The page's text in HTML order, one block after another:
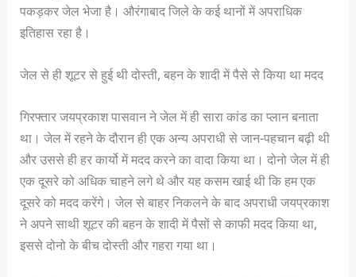
पकड़कर जेल भेजा है। औरंगाबाद जिले के कई थानों में अपराधिक
इतिहास रहा है।
जेल से ही शूटर से हुई थी दोस्ती, बहन के शादी में पैसे से किया था मदद
गिरफ्तार जयप्रकाश पासवान ने जेल में ही सारा कांड का प्लान बनाता
था। जेल में रहने के दौरान ही एक अन्य अपराधी से जान-पहचान बढ़ी थी
और उससे ही हर कार्यो में मदद करने का वादा किया था। दोनो जेल में ही
एक दूसरे को अधिक चाहने लगे थे और यह कसम खाई थी कि हम एक
दूसरे को मदद करेंगे। जेल से बाहर निकलने के बाद अपराधी जयप्रकाश
ने अपने साथी शूटर की बहन के शादी में पैसों से काफी मदद किया था,
इससे दोनो के बीच दोस्ती और गहरा गया था।